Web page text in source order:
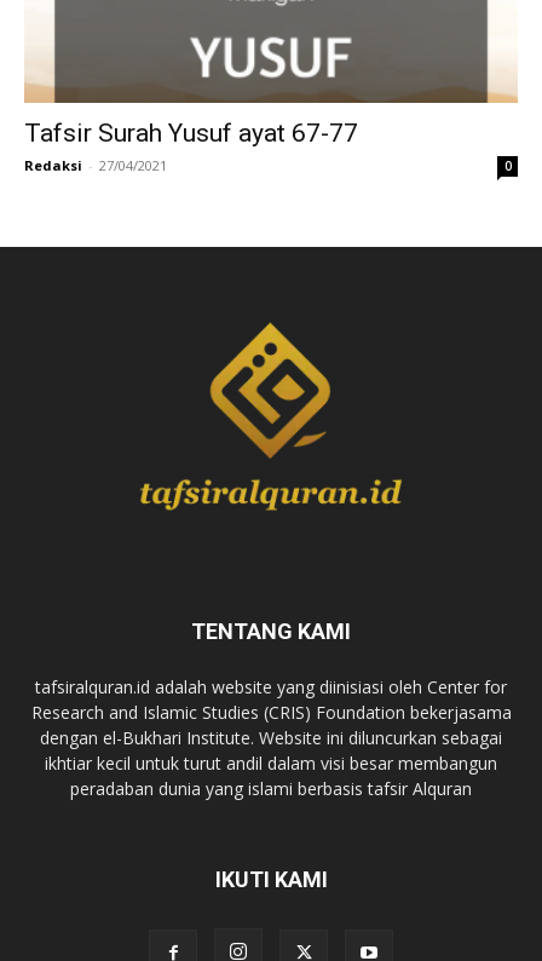
Tafsir Surah Yusuf ayat 67-77
Redaksi - 27/04/2021 0
TENTANG KAMI
tafsiralquran.id adalah website yang diinisiasi oleh Center for
Research and Islamic Studies (CRIS) Foundation bekerjasama
dengan el-Bukhari Institute. Website ini diluncurkan sebagai
ikhtiar kecil untuk turut andil dalam visi besar membangun
peradaban dunia yang islami berbasis tafsir Alquran
IKUTI KAMI